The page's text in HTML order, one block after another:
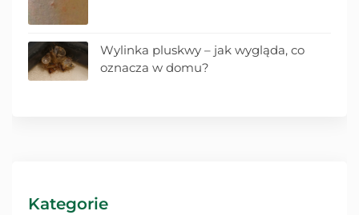
Wylinka pluskwy – jak wygląda, co
oznacza w domu?
Kategorie